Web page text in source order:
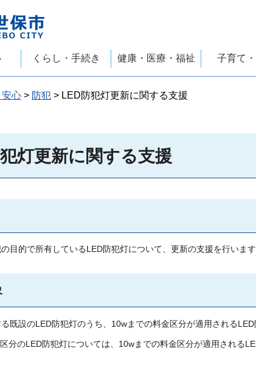
くらし・手続き 健康・医療・福祉 子育て
心 > 防犯 > LED防犯灯更新に関する支援
灯更新に関する支援
目的で所有しているLED防犯灯について、更新の支援を行いま
既設のLED防犯灯のうち、10wまでの料金区分が適用されるLED
分のLED防犯灯については、10wまでの料金区分が適用される